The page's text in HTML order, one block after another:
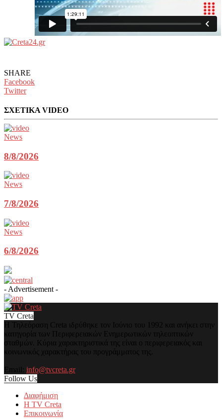
SHARE
Facebook
Twitter
ΣΧΕΤΙΚΑ VIDEO
News
8/8/2026
News
7/8/2026
News
6/8/2026
- Advertisement -
TV Creta
Η Τηλεόραση Creta ιδρύθηκε τον Ιούνιο του 1992 και ανήκει στην
κατηγορία των Περιφερειακών Ενημερωτικών τηλεοπτικών
σταθμών. Κύρια χαρακτηριστικά της είναι ο περιφερειακός και
κοινωνικός χαρακτήρας του προγράμματος της.
Email: info@tvcreta.gr
Follow Us
Διαφήμιση
Η TV Creta
Επικοινωνία